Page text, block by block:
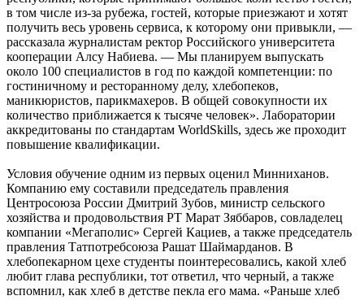
в том числе из-за рубежа, гостей, которые приезжают и хотят
получить весь уровень сервиса, к которому они привыкли, —
рассказала журналистам ректор Российского университета
кооперации Алсу Набиева. — Мы планируем выпускать
около 100 специалистов в год по каждой компетенции: по
гостиничному и ресторанному делу, хлебопеков,
маникюристов, парикмахеров. В общей совокупности их
количество приближается к тысяче человек». Лаборатории
аккредитованы по стандартам WorldSkills, здесь же проходит
повышение квалификации.
Условия обучение одним из первых оценил Минниханов.
Компанию ему составили председатель правления
Центросоюза России Дмитрий Зубов, министр сельского
хозяйства и продовольствия РТ Марат Зяббаров, совладелец
компании «Мегаполис» Сергей Кациев, а также председатель
правления Татпотребсоюза Рашат Шаймарданов. В
хлебопекарном цехе студенты поинтересовались, какой хлеб
любит глава республики, тот ответил, что черный, а также
вспомнил, как хлеб в детстве пекла его мама. «Раньше хлеб